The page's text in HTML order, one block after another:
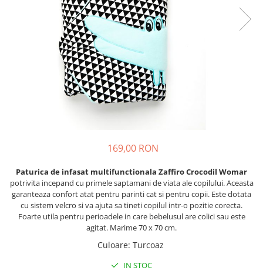
Lenjerii patut 140 x 70 cm
Lenjerie patuturi tineret
Baldachin patut
Perne copii si mamici
Protectii saltea
Bariere si protectie laterala pat
Bariere de protectie pat
Porti de siguranta
Carusele patut
Biciclete fara pedale
Casca protectie copii
Karturi si masinute cu pedale
Masinute fara pedale
Role copii si adulti
Scaune de biciclete copii
Papusi si cele necesare
Trenulete jucarii
Trambuline si accesorii
Accesorii Trambuline
Termometre camera si baie
Termometre copii si bebe
Umidificatoare electrice aer
Saltele si Covoare sport Fitness
Scara antrenament
Steppere Fitness
169,00 RON
Paturica de infasat multifunctionala Zaffiro Crocodil Womar
potrivita incepand cu primele saptamani de viata ale copilului. Aceasta
garanteaza confort atat pentru parinti cat si pentru copii. Este dotata
cu sistem velcro si va ajuta sa tineti copilul intr-o pozitie corecta.
Foarte utila pentru perioadele in care bebelusul are colici sau este
agitat. Marime 70 x 70 cm.
Culoare: Turcoaz
IN STOC